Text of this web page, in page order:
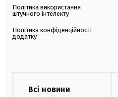
Політика використання
штучного інтелекту
Політика конфіденційності
додатку
Всі новини